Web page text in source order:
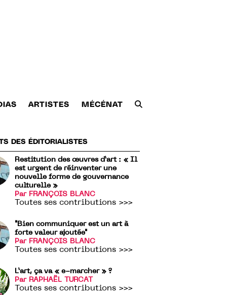
ARTISTES MÉCÉNAT
DES ÉDITORIALISTES
Restitution des œuvres d’art : « Il
est urgent de réinventer une
nouvelle forme de gouvernance
culturelle »
Par FRANÇOIS BLANC
Toutes ses contributions >>>
"Bien communiquer est un art à
forte valeur ajoutée"
Par FRANÇOIS BLANC
Toutes ses contributions >>>
L’art, ça va « e-marcher » ?
Par RAPHAËL TURCAT
Toutes ses contributions >>>